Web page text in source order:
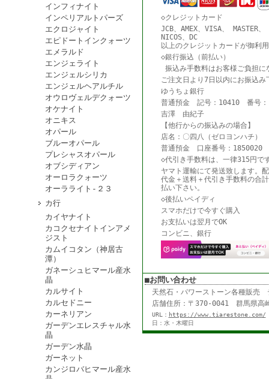
インフィナイト
インペリアルトパーズ
エクロジャイト
エピドートインクォーツ
エメラルド
エンジェライト
エンジェルシリカ
エンジェルヘアルチル
オウロヴェルデクォーツ
オケナイト
オニキス
オパール
ブルーオパール
プレシャスオパール
オブシディアン
オーロラクォーツ
オーラライト-２３
カ行
カイヤナイト
カコクセナイトインアメ
ジスト
カムイコタン（神居古
潭）
ガネーシュヒマール産水
晶
カルサイト
カルセドニー
カーネリアン
ガーデンエレスチャル水
晶
ガーデン水晶
ガーネット
カンジロバヒマール産水
◇クレジットカード
JCB、AMEX、VISA、 MASTER
NICOS、DC
以上のクレジットカードが御利
◇銀行振込（前払い）
振込み手数料はお客様ご負担に
ご注文日より7日以内にお振込み
ゆうちょ銀行
普通預金 記号：10410 番号：
吉澤 由紀子
【他行からの振込みの場合】
店名：〇四八（ゼロヨンハチ）
普通預金 口座番号：1850020
◇代引き手数料は、一律315円で
ヤマト運輸にて発送致します。
代金＋送料＋代引き手数料の合
払い下さい。
◇後払いペイディ
スマホだけで今すぐ購入
お支払いは翌月でOK
コンビニ、銀行
■お問い合わせ
天然石・パワーストーン各種販
店舗住所：〒370-0041 群馬
URL： https://www.tiarestone.com/
日：水・木曜日